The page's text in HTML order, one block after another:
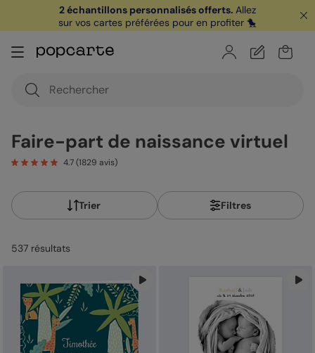
offerte avec le code
je télécharge
2 échantillons personnalisés offerts. Allez
sur vos cartes préférées pour en profiter 🐤
Faire-part de naissance virtuel
4.7(1829 avis)
Trier Filtres
537 résultats